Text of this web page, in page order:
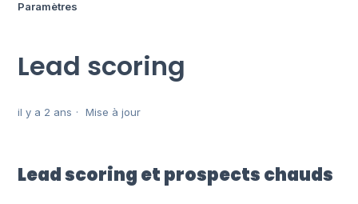
Paramètres
Lead scoring
il y a 2 ans Mise à jour
Lead scoringetprospects chauds